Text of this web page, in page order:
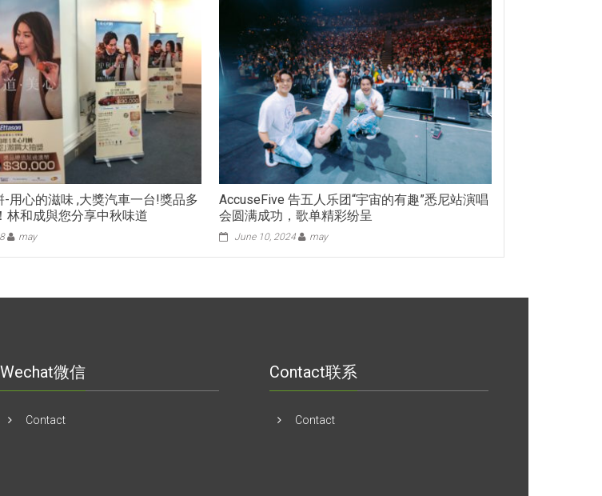
-用心的滋味 ,大獎汽車一台!獎品多
林和成與您分享中秋味道
may
AccuseFive 告五人乐团“宇宙的有趣”悉尼站演唱
会圆满成功，歌单精彩纷呈
June 10, 2024 may
Wechat微信
Contact
Contact联系
Contact